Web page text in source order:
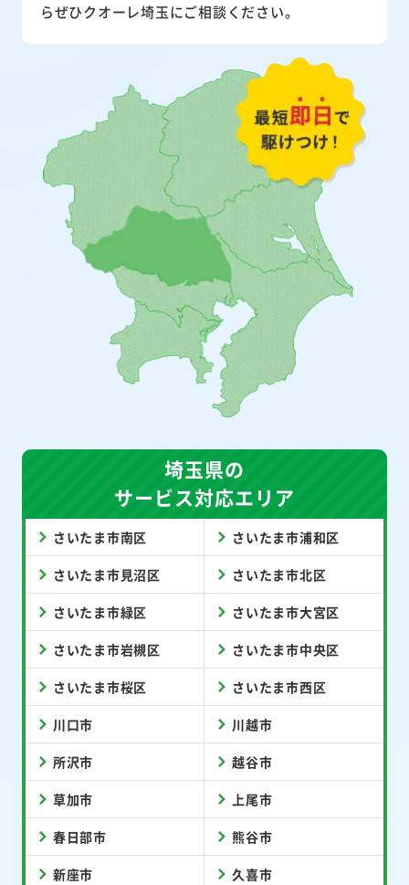
らぜひクオーレ埼玉にご相談ください。
埼玉県の
サービス対応エリア
さいたま市南区 さいたま市浦和区
さいたま市見沼区 さいたま市北区
さいたま市緑区 さいたま市大宮区
さいたま市岩槻区 さいたま市中央区
さいたま市桜区 さいたま市西区
川口市 川越市
所沢市 越谷市
草加市 上尾市
春日部市 熊谷市
新座市 久喜市